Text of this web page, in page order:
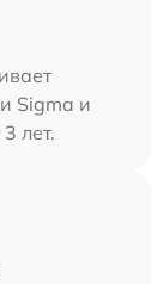
Sigma и
лет.